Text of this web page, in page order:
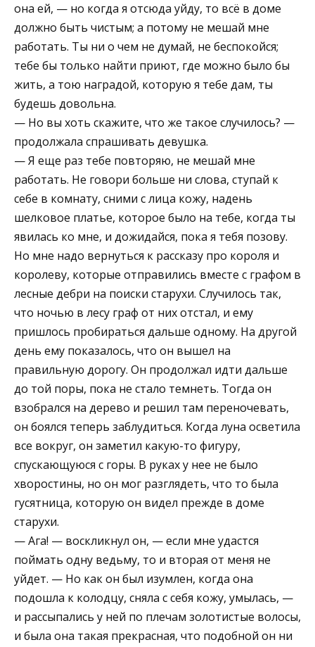
она ей, — но когда я отсюда уйду, то всё в доме
должно быть чистым; а потому не мешай мне
работать. Ты ни о чем не думай, не беспокойся;
тебе бы только найти приют, где можно было бы
жить, а тою наградой, которую я тебе дам, ты
будешь довольна.
— Но вы хоть скажите, что же такое случилось? —
продолжала спрашивать девушка.
— Я еще раз тебе повторяю, не мешай мне
работать. Не говори больше ни слова, ступай к
себе в комнату, сними с лица кожу, надень
шелковое платье, которое было на тебе, когда ты
явилась ко мне, и дожидайся, пока я тебя позову.
Но мне надо вернуться к рассказу про короля и
королеву, которые отправились вместе с графом в
лесные дебри на поиски старухи. Случилось так,
что ночью в лесу граф от них отстал, и ему
пришлось пробираться дальше одному. На другой
день ему показалось, что он вышел на
правильную дорогу. Он продолжал идти дальше
до той поры, пока не стало темнеть. Тогда он
взобрался на дерево и решил там переночевать,
он боялся теперь заблудиться. Когда луна осветила
все вокруг, он заметил какую-то фигуру,
спускающуюся с горы. В руках у нее не было
хворостины, но он мог разглядеть, что то была
гусятница, которую он видел прежде в доме
старухи.
— Ага! — воскликнул он, — если мне удастся
поймать одну ведьму, то и вторая от меня не
уйдет. — Но как он был изумлен, когда она
подошла к колодцу, сняла с себя кожу, умылась, —
и рассыпались у ней по плечам золотистые волосы,
и была она такая прекрасная, что подобной он ни